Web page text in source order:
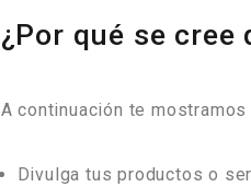
¿Por qué se
A continuación te
Divulga tus productos o